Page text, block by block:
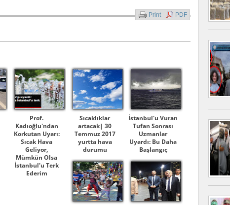
Print PDF
Prof.
Kadıoğlu'ndan
Korkutan Uyarı:
Sıcak Hava
Geliyor,
Mümkün Olsa
İstanbul'u Terk
Ederim
Sıcaklıklar
artacak| 30
Temmuz 2017
yurtta hava
durumu
İstanbul'u Vuran
Tufan Sonrası
Uzmanlar
Uyardı: Bu Daha
Başlangıç